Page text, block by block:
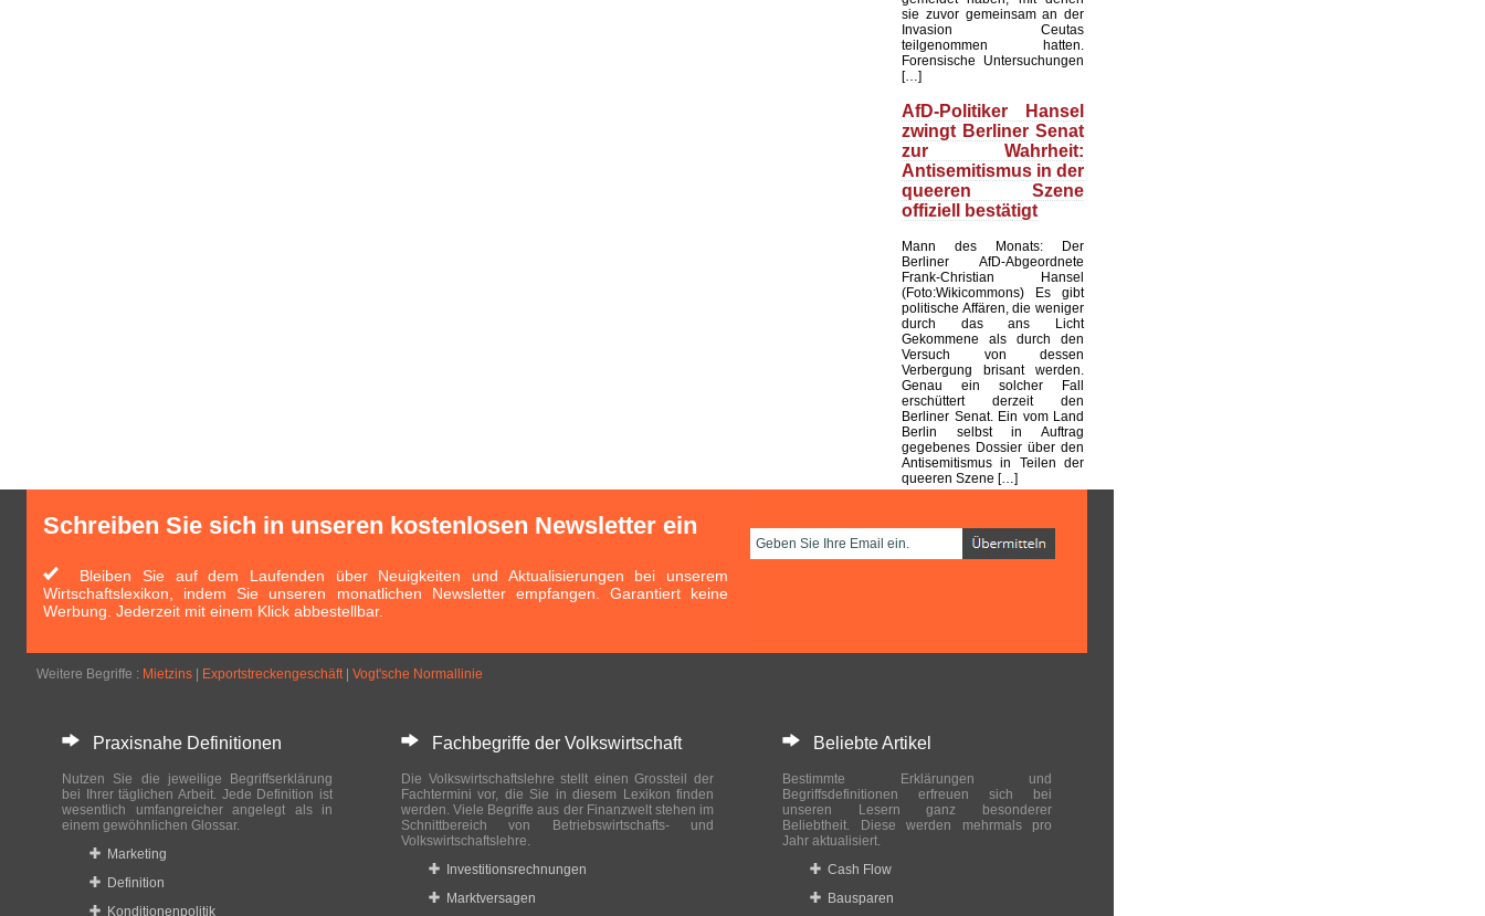
sie zuvor gemeinsam an der
Invasion Ceutas
teilgenommen hatten.
Forensische Untersuchungen
[…]
AfD-Politiker Hansel
zwingt Berliner Senat
zur Wahrheit:
Antisemitismus in der
queeren Szene
offiziell bestätigt
Mann des Monats: Der
Berliner AfD-Abgeordnete
Frank-Christian Hansel
(Foto:Wikicommons) Es gibt
politische Affären, die weniger
durch das ans Licht
Gekommene als durch den
Versuch von dessen
Verbergung brisant werden.
Genau ein solcher Fall
erschüttert derzeit den
Berliner Senat. Ein vom Land
Berlin selbst in Auftrag
gegebenes Dossier über den
Antisemitismus in Teilen der
queeren Szene […]
Schreiben Sie sich in unseren kostenlosen Newsletter ein
Bleiben Sie auf dem Laufenden über Neuigkeiten und Aktualisierungen bei unserem
Wirtschaftslexikon, indem Sie unseren monatlichen Newsletter empfangen. Garantiert keine
Werbung. Jederzeit mit einem Klick abbestellbar.
Weitere Begriffe : Mietzins Exportstreckengeschäft| Vogt'sche Normallinie
Praxisnahe Definitionen
Nutzen Sie die jeweilige Begriffserklärung
bei Ihrer täglichen Arbeit. Jede Definition ist
wesentlich umfangreicher angelegt als in
einem gewöhnlichen Glossar.
Marketing
Definition
Konditionenpolitik
Fachbegriffe der Volkswirtschaft
Die Volkswirtschaftslehre stellt einen Grossteil der
Fachtermini vor, die Sie in diesem Lexikon finden
werden. Viele Begriffe aus der Finanzwelt stehen im
Schnittbereich von Betriebswirtschafts- und
Volkswirtschaftslehre.
Investitionsrechnungen
Marktversagen
Beliebte Artikel
Bestimmte Erklärungen und
Begriffsdefinitionen erfreuen sich bei
unseren Lesern ganz besonderer
Beliebtheit. Diese werden mehrmals pro
Jahr aktualisiert.
Cash Flow
Bausparen